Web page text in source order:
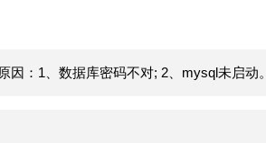
：1、数据库密码不对; 2、mysql未启动。